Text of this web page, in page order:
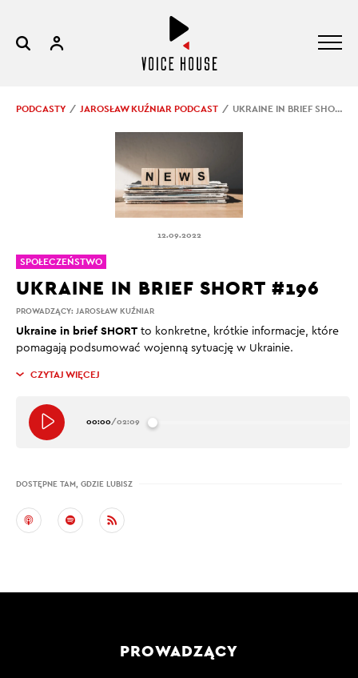
PODCASTY JAROSŁAW KUŹNIAR PODCAST UKRAINE IN BRIEF SHORT #196
12.09.2022
PROWADZĄCY: JAROSŁAW KUŹNIAR
UKRAINE IN BRIEF SHORT #196
Ukraine in brief SHORT to konkretne, krótkie informacje, które
pomagają podsumować wojenną sytuację w Ukrainie.
CZYTAJ WIĘCEJ
00:00/02:09
DOSTĘPNE TAM, GDZIE LUBISZ
SPOŁECZEŃSTWO
PROWADZĄCY